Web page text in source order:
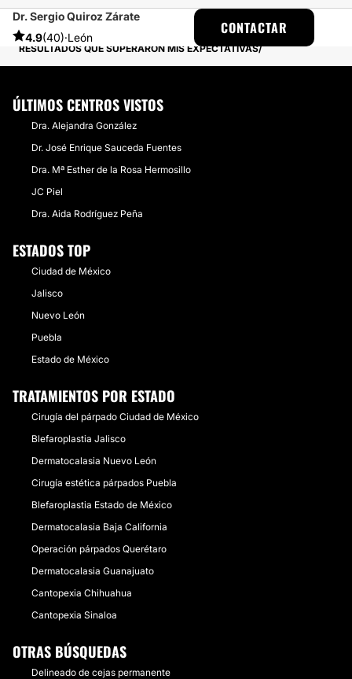
Dr. Sergio Quiroz Zárate
4.9(40)·León
CONTACTAR
MULTIESTETICA
EXPERIENCIAS
EXPERIENCIAS SOBRE BLEFAROPLASTIA
RESULTADOS QUE SUPERARON MIS EXPECTATIVAS
ÚLTIMOS CENTROS VISTOS
Dra. Alejandra González
Dr. José Enrique Sauceda Fuentes
Dra. Mª Esther de la Rosa Hermosillo
JC Piel
Dra. Aida Rodríguez Peña
ESTADOS TOP
Ciudad de México
Jalisco
Nuevo León
Puebla
Estado de México
TRATAMIENTOS POR ESTADO
Cirugía del párpado Ciudad de México
Blefaroplastia Jalisco
Dermatocalasia Nuevo León
Cirugía estética párpados Puebla
Blefaroplastia Estado de México
Dermatocalasia Baja California
Operación párpados Querétaro
Dermatocalasia Guanajuato
Cantopexia Chihuahua
Cantopexia Sinaloa
OTRAS BÚSQUEDAS
Delineado de cejas permanente